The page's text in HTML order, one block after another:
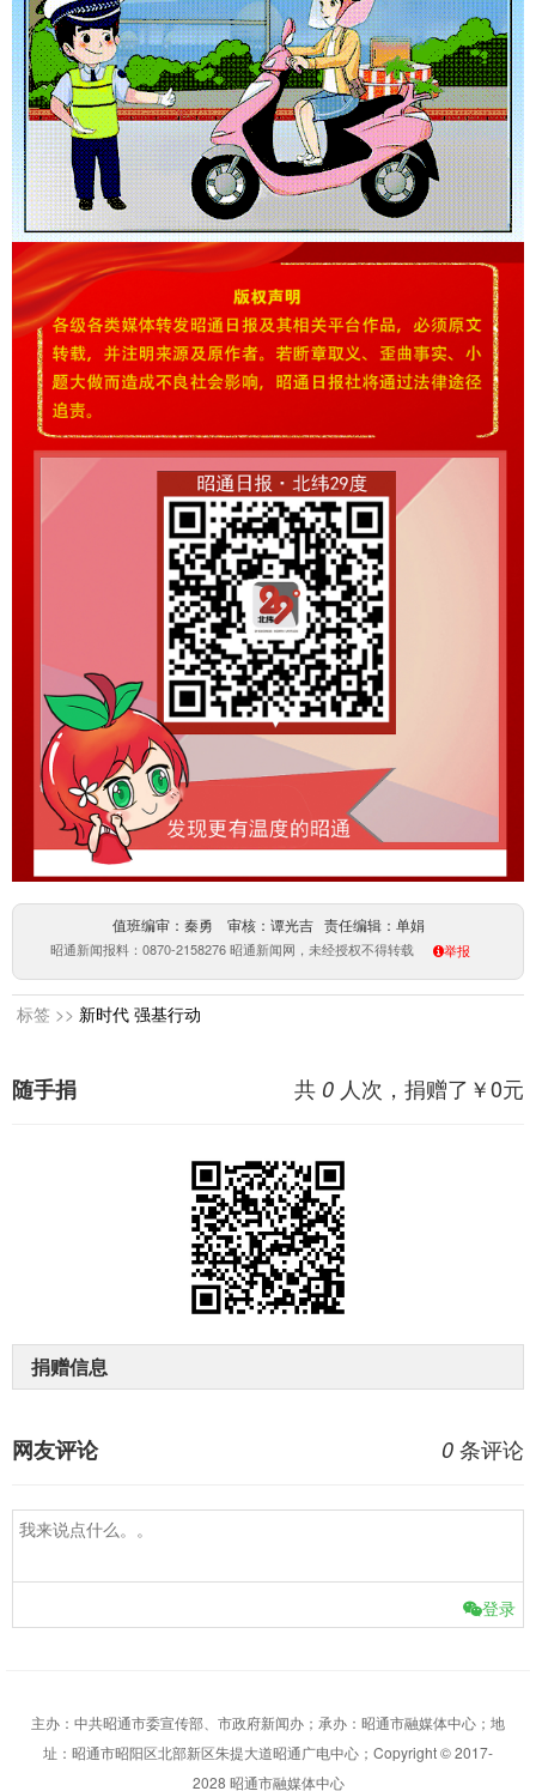
值班编审：秦勇 审核：谭光吉 责任编辑：单娟
昭通新闻报料：0870-2158276 昭通新闻网，未经授权不得转载 举报
标签 >> 新时代 强基行动
共 0 人次，捐赠了￥0元
随手捐
捐赠信息
0 条评论
网友评论
登录
主办：中共昭通市委宣传部、市政府新闻办；承办：昭通市融媒体中心；地
址：昭通市昭阳区北部新区朱提大道昭通广电中心；Copyright © 2017-
2028 昭通市融媒体中心